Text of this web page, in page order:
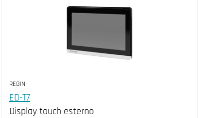
REGIN
ED-T7
Display touch esterno